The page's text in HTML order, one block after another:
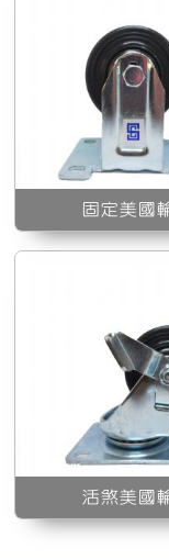
固定美國
活煞美國
2*2活動美國